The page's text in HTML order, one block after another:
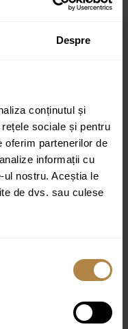
Despre
conținutul și
sociale și pentru
oferim partenerilor de
informații cu
nostru. Aceștia le
de dvs. sau culese
de formă